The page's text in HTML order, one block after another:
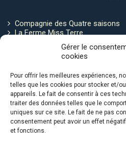
Gérer le
cookies
Pour offrir les meilleures expériences,
telles que les cookies pour stocker et/
appareils. Le fait de consentir à ces
traiter des données telles que le
uniques sur ce site. Le fait de ne pas
consentement peut avoir un effet
et fonctions.
Compagnie des Quatre saisons
La Ferme Miss Terre
Politique de cookies